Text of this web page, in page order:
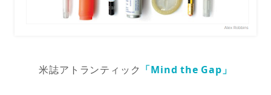
米誌アトランティック 「Mind the Gap」